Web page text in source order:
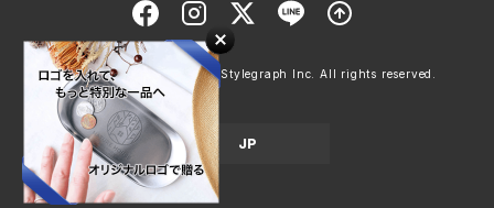
Copyright © 1998 - 2026 Stylegraph Inc. All rights reserved.
JP